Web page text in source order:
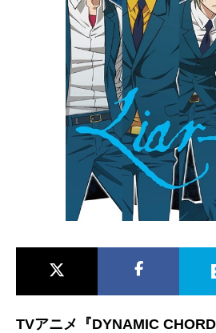
アニメ記事一覧
アニメ映画一覧
今期アニメ曜日別一覧
春アニメ
男性声優/女性声優一覧
FOLLOW US
TVアニメ『DYNAMIC